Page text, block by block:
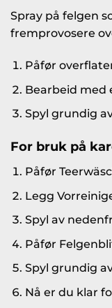
Spray på felgen
fremprovosere
Påfør
Bearbeid med
Spyl grundig
For bruk på
Påfør
Legg
Spyl av
Påfør
Spyl grundig
Nå er du klar